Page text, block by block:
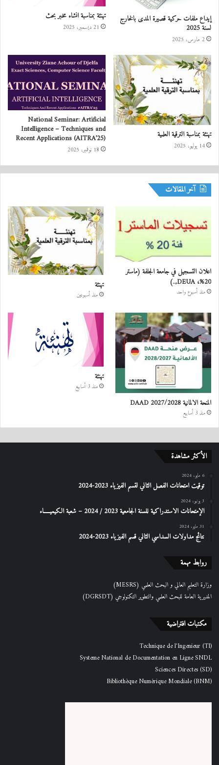
إيداع ملفات حركية قصيرة المدى بالخارج
لسنة 2025
2 مارس، 2025
تهنئة بمناسبة انشاء مخبر بحث
21 ديسمبر، 2025
تهنئة بمناسبة الترقية العلمية
14 يوليو، 2025
National Seminar: Artificial
Intelligence – Techniques and
Recent Applications (AITRA’25)
18 نوفمبر، 2025
آخر المقالات
اعلان التسجيل في جامعة الجلفة (ماستر
20%، DEUA,..)
منذ أسبوع واحد
تهنئة
منذ أسبوعين
المنحة الالمانية DAAD 2027/2028
منذ 3 أسابيع
تهنئة
منذ 3 أسابيع
الأكثر مشاهدة
6 مايو، 2024
توقيت امتحانات الفصل الثاني لقسم الفيزياء 2023-2024
3 يونيو، 2024
الإمتحانات الاستدراكیة للسنة الجامعیة 2023 / 2024 – شعبة الكیمیـــــاء
31 مايو، 2024
نتائج مداولات السداسي الثاني قسم الفيزياء 2023-2024
روابط مهمة
وزارة التعليم العالي و البحث العلمي (MESRS)
المديرية العامة للبحث العلمي والتطوير التكنولوجي (DGRSDT)
مكتبات افتراضية
Technique de l'Ingenieur (TI)
Systeme National de Documentation en Ligne SNDL
Sciences Directes (SD)
Bibliothèque Numérique Mondiale (BNM)